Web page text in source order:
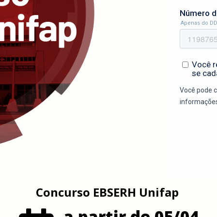
Concurso EBSERH Unifap